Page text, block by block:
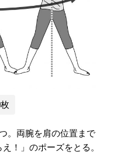
。両腕を肩の位置まで
！」のポーズをとる。